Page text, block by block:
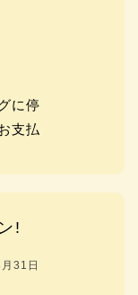
に停
支払
!
31日